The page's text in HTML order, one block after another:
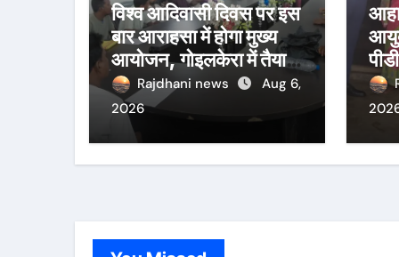
विश्व आदिवासी दिवस पर इस
बार आराहसा में होगा मुख्य
आयोजन, गोइलकेरा में तैयारी
बैठक संपन्न
Rajdhani news
Aug 6,
2026